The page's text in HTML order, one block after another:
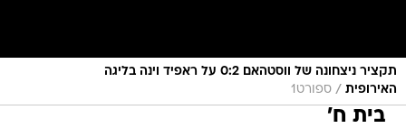
תקציר ניצחונה של ווסטהאם 0:2 על ראפיד וינה בליגה
האירופית / ספורט1
בית ח'